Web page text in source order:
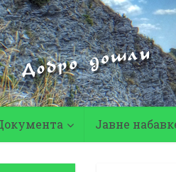
Јавне